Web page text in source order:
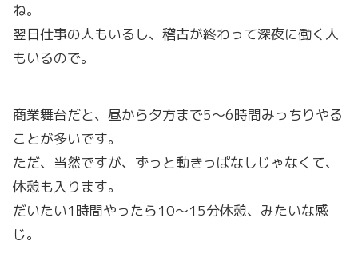
ね。
翌日仕事の人もいるし、稽古が終わって深夜に働く人
もいるので。
商業舞台だと、昼から夕方まで5〜6時間みっちりやる
ことが多いです。
ただ、当然ですが、ずっと動きっぱなしじゃなくて、
休憩も入ります。
だいたい1時間やったら10〜15分休憩、みたいな感
じ。